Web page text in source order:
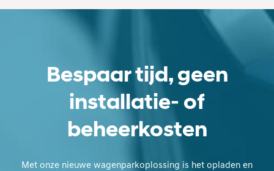
Bespaar tijd, geen
installatie- of
beheerkosten
Met onze nieuwe wagenparkoplossing is het opladen en